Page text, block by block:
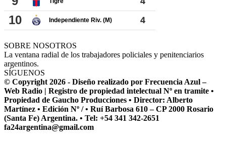
SOBRE NOSOTROS
La ventana radial de los trabajadores policiales y penitenciarios
argentinos.
SÍGUENOS
© Copyright 2026 - Diseño realizado por Frecuencia Azul –
Web Radio | Registro de propiedad intelectual Nº en tramite •
Propiedad de Gaucho Producciones • Director: Alberto
Martínez • Edición Nº / • Ruí Barbosa 610 – CP 2000 Rosario
(Santa Fe) Argentina. • Tel: +54 341 342-2651
fa24argentina@gmail.com